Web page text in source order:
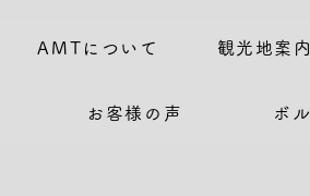
AMTについて 観光地案内
お客様の声 ボ